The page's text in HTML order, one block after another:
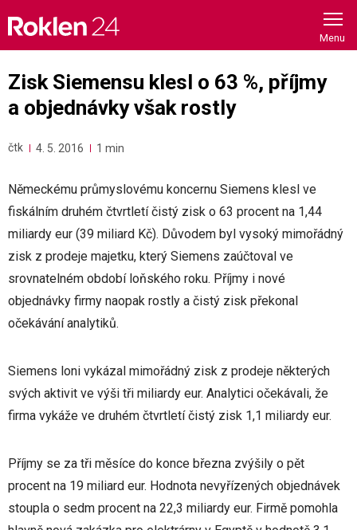
content
Zisk Siemensu klesl o 63 %, příjmy
a objednávky však rostly
čtk 4. 5. 2016 1 min
Německému průmyslovému koncernu Siemens klesl ve
fiskálním druhém čtvrtletí čistý zisk o 63 procent na 1,44
miliardy eur (39 miliard Kč). Důvodem byl vysoký mimořádný
zisk z prodeje majetku, který Siemens zaúčtoval ve
srovnatelném období loňského roku. Příjmy i nové
objednávky firmy naopak rostly a čistý zisk překonal
očekávání analytiků.
Siemens loni vykázal mimořádný zisk z prodeje některých
svých aktivit ve výši tři miliardy eur. Analytici očekávali, že
firma vykáže ve druhém čtvrtletí čistý zisk 1,1 miliardy eur.
Příjmy se za tři měsíce do konce března zvýšily o pět
procent na 19 miliard eur. Hodnota nevyřízených objednávek
stoupla o sedm procent na 22,3 miliardy eur. Firmě pomohla